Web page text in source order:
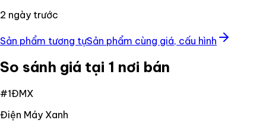
2 ngày trước
Sản phẩm tương tựSản phẩm cùng giá, cấu hình
So sánh giá tại 1 nơi bán
#1ĐMX
Điện Máy Xanh